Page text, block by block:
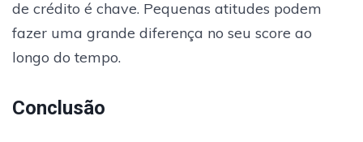
de crédito é chave. Pequenas atitudes podem
fazer uma grande diferença no seu score ao
longo do tempo.
Conclusão